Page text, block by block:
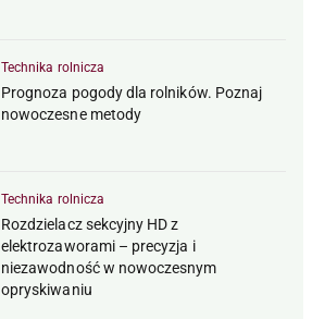
Technika rolnicza
Prognoza pogody dla rolników. Poznaj
nowoczesne metody
Technika rolnicza
Rozdzielacz sekcyjny HD z
elektrozaworami – precyzja i
niezawodność w nowoczesnym
opryskiwaniu